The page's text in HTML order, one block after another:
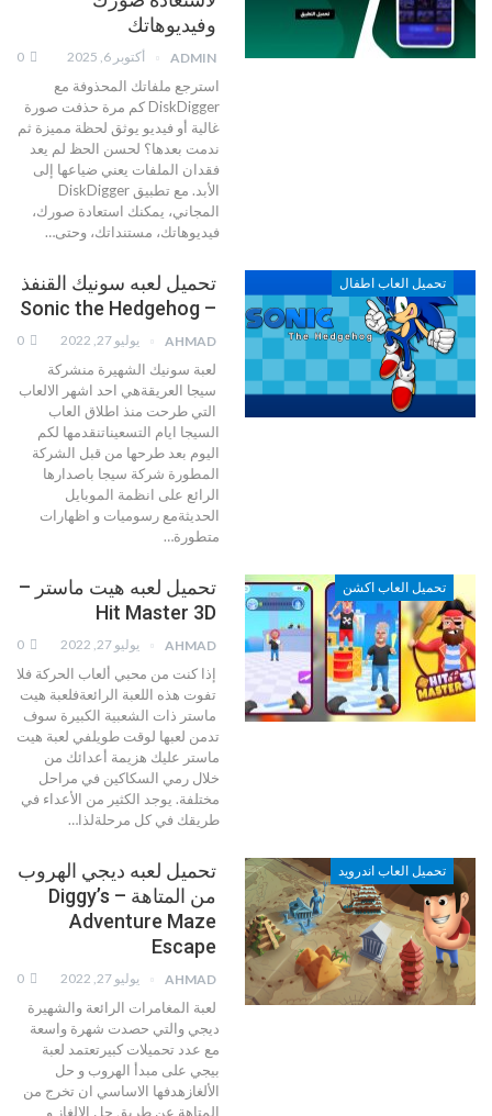
وفيديوهاتك
ADMIN أكتوبر 6, 2025
استرجع ملفاتك المحذوفة مع
DiskDigger كم مرة حذفت صورة
غالية أو فيديو يوثق لحظة مميزة ثم
ندمت بعدها؟ لحسن الحظ لم يعد
فقدان الملفات يعني ضياعها إلى
الأبد. مع تطبيق DiskDigger
المجاني، يمكنك استعادة صورك،
فيديوهاتك، مستنداتك، وحتى…
تحميل العاب اطفال
تحميل لعبه سونيك القنفذ
– Sonic the Hedgehog
AHMAD يوليو 27, 2022
لعبة سونيك الشهيرة منشركة
سيجا العريقةهي احد اشهر الالعاب
التي طرحت منذ اطلاق العاب
السيجا ايام التسعيناتنقدمها لكم
اليوم بعد طرحها من قبل الشركة
المطورة شركة سيجا باصدارها
الرائع على انظمة الموبايل
الحديثةمع رسوميات و اظهارات
متطورة…
تحميل العاب اكشن
تحميل لعبه هيت ماستر –
Hit Master 3D
AHMAD يوليو 27, 2022
إذا كنت من محبي ألعاب الحركة فلا
تفوت هذه اللعبة الرائعةفلعبة هيت
ماستر ذات الشعبية الكبيرة سوف
تدمن لعبها لوقت طويلفي لعبة هيت
ماستر عليك هزيمة أعدائك من
خلال رمي السكاكين في مراحل
مختلفة. يوجد الكثير من الأعداء في
طريقك في كل مرحلةلذا…
تحميل العاب اندرويد
تحميل لعبه ديجي الهروب
من المتاهة – Diggy’s
Adventure Maze
Escape
AHMAD يوليو 27, 2022
لعبة المغامرات الرائعة والشهيرة
ديجي والتي حصدت شهرة واسعة
مع عدد تحميلات كبيرتعتمد لعبة
بيجي على مبدأ الهروب و حل
الألغازهدفها الاساسي ان تخرج من
المتاهة عن طريق حل الالغاز و